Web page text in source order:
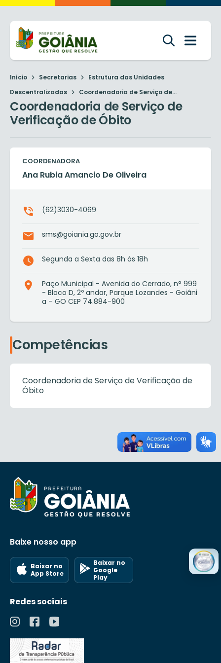
Início Secretarias
Estrutura das Unidades
Descentralizadas
Coordenadoria de Serviço de...
Coordenadoria de Serviço de
Verificação de Óbito
COORDENADORA
Ana Rubia Amancio De Oliveira
(62)3030-4069
sms@goiania.go.gov.br
Segunda a Sexta das 8h às 18h
Paço Municipal - Avenida do Cerrado, n° 999
- Bloco D, 2º andar, Parque Lozandes - Goiâni
a – GO CEP 74.884-900
Competências
Coordenadoria de Serviço de Verificação de
Óbito
Baixe nosso app
Baixar no
App Store
Baixar no
Google
Play
Redes sociais